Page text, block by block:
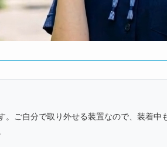
。ご自分で取り外せる装置なので、装着中